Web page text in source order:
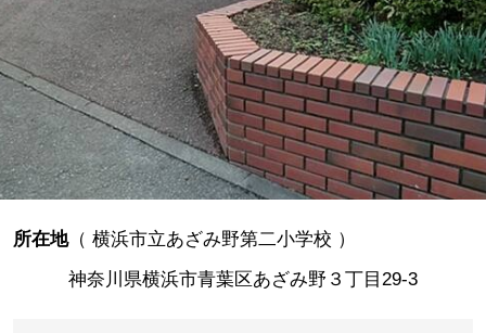
所在地（ 横浜市立あざみ野第二小学校 ）
神奈川県横浜市青葉区あざみ野３丁目29-3